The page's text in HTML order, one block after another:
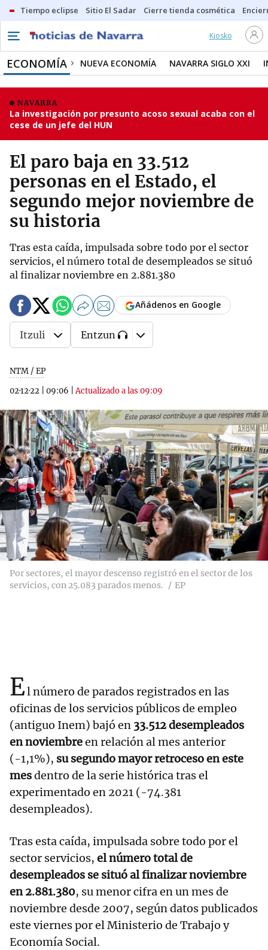
Tiempo eclipse Sitio El Sadar Cierre tienda cosmética
Kiosko
ECONOMÍA NUEVA ECONOMÍA NAVARRA SIGLO XXI
NAVARRA
La investigación por presunto acoso sexual acaba con el
cese de un jefe del HUN
El paro baja en 33.512
personas en el Estado, el
segundo mejor noviembre de
su historia
Tras esta caída, impulsada sobre todo por el sector
servicios, el número total de desempleados se situó
al finalizar noviembre en 2.881.380
NTM / EP
02·12·22
09:06 |Actualizado a las 09:09
Añádenos en Google
Itzuli Entzun
Por sectores, el mayor descenso registró en el sector de los
servicios, con 25.083 parados menos.
EP
El número de parados registrados en las
oficinas de los servicios públicos de empleo
(antiguo Inem) bajó en 33.512 desempleados
en noviembreen relación al mes anterior
(-1,1%), su segundo mayor retroceso en este
mesdentro de la serie histórica tras el
experimentado en 2021 (-74.381
desempleados).
Tras esta caída, impulsada sobre todo por el
sector servicios, el número total de
desempleados se situó al finalizar noviembre
en 2.881.380, su menor cifra en un mes de
noviembre desde 2007, según datos publicados
este viernes por el Ministerio de Trabajo y
Economía Social.